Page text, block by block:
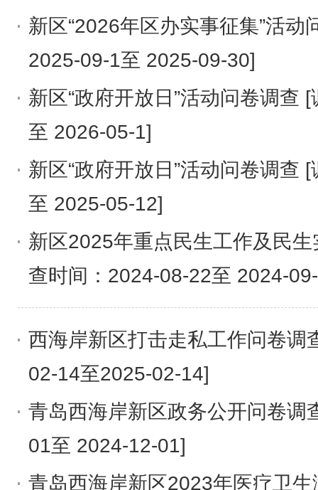
新区“2026年区办实事征集”活动
2025-09-1至 2025-09-30]
新区“政府开放日”活动问卷调查
至 2026-05-1]
新区“政府开放日”活动问卷调查
至 2025-05-12]
新区2025年重点民生工作及民
查时间：2024-08-22至 2024-
西海岸新区打击走私工作问卷调
02-14至2025-02-14]
青岛西海岸新区政务公开问卷调
01至 2024-12-01]
青岛西海岸新区2023年医疗卫